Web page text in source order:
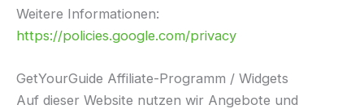
Weitere Informationen:
https://policies.google.com/privacy
GetYourGuide Affiliate-Programm / Widgets
Auf dieser Website nutzen wir Angebote und